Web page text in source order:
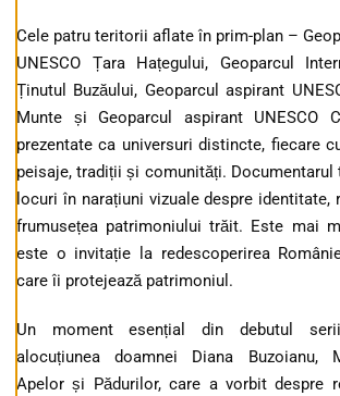
Cele patru teritorii aflate în prim-plan –
UNESCO Țara Hațegului, Geoparcul
Ținutul Buzăului, Geoparcul aspirant
Munte și Geoparcul aspirant UNESCO
prezentate ca universuri distincte, fiecare
peisaje, tradiții și comunități. Documentarul
locuri în narațiuni vizuale despre identitate,
frumusețea patrimoniului trăit. Este mai
este o invitație la redescoperirea
care îi protejează patrimoniul.
Un moment esențial din debutul
alocuțiunea doamnei Diana Buzoianu,
Apelor și Pădurilor, care a vorbit despre